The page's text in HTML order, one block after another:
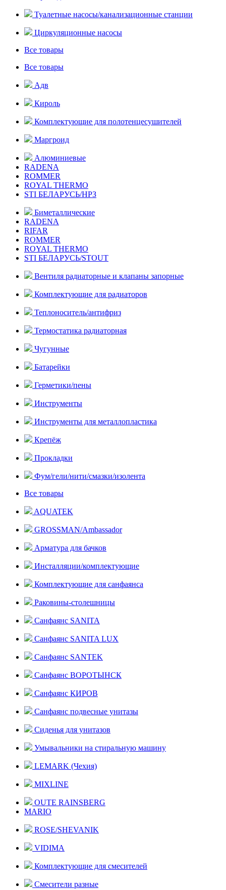
Туалетные насосы/канализационные станции
Циркуляционные насосы
Все товары
Все товары
Адв
Кироль
Комплектующие для полотенцесушителей
Маргроид
Алюминиевые
RADENA
ROMMER
ROYAL THERMO
STI БЕЛАРУСЬ/НРЗ
Биметаллические
RADENA
RIFAR
ROMMER
ROYAL THERMO
STI БЕЛАРУСЬ/STOUT
Вентиля радиаторные и клапаны запорные
Комплектующие для радиаторов
Теплоноситель/антифриз
Термостатика радиаторная
Чугунные
Батарейки
Герметики/пены
Инструменты
Инструменты для металлопластика
Крепёж
Прокладки
Фум/гели/нити/смазки/изолента
Все товары
AQUATEK
GROSSMAN/Ambassador
Арматура для бачков
Инсталляции/комплектующие
Комплектующие для санфаянса
Раковины-столешницы
Санфаянс SANITA
Санфаянс SANITA LUX
Санфаянс SANTEK
Санфаянс ВОРОТЫНСК
Санфаянс КИРОВ
Санфаянс подвесные унитазы
Сиденья для унитазов
Умывальники на стиральную машину
LEMARK (Чехия)
MIXLINE
OUTE RAINSBERG
MARIO
ROSE/SHEVANIK
VIDIMA
Комплектующие для смесителей
Смесители разные